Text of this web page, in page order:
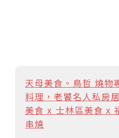
天母美食。鳥哲 燒物
料理，老饕名人私房
美食 x 士林區美食 x
串燒